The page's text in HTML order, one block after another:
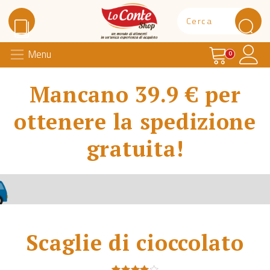
Lo Conte Shop
Menu Carrello
0
Mancano 39.9 € per
ottenere la spedizione
gratuita!
Scaglie di cioccolato